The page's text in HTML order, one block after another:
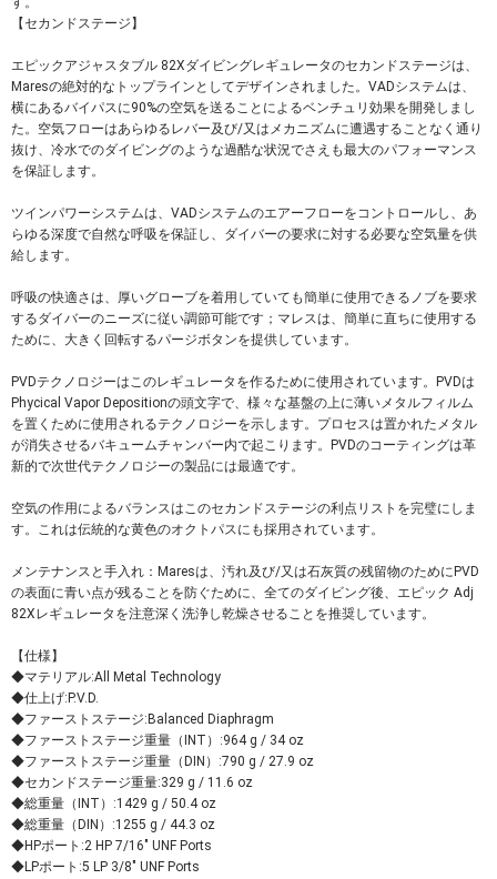
【セカンドステージ】
エピックアジャスタブル 82Xダイビングレギュレータのセカンドステージは、
Maresの絶対的なトップラインとしてデザインされました。VADシステムは、
横にあるバイパスに90%の空気を送ることによるベンチュリ効果を開発しまし
た。空気フローはあらゆるレバー及び/又はメカニズムに遭遇することなく通り
抜け、冷水でのダイビングのような過酷な状況でさえも最大のパフォーマンス
を保証します。
ツインパワーシステムは、VADシステムのエアーフローをコントロールし、あ
らゆる深度で自然な呼吸を保証し、ダイバーの要求に対する必要な空気量を供
給します。
呼吸の快適さは、厚いグローブを着用していても簡単に使用できるノブを要求
するダイバーのニーズに従い調節可能です；マレスは、簡単に直ちに使用する
ために、大きく回転するパージボタンを提供しています。
PVDテクノロジーはこのレギュレータを作るために使用されています。PVDは
Phycical Vapor Depositionの頭文字で、様々な基盤の上に薄いメタルフィルム
を置くために使用されるテクノロジーを示します。プロセスは置かれたメタル
が消失させるバキュームチャンバー内で起こります。PVDのコーティングは革
新的で次世代テクノロジーの製品には最適です。
空気の作用によるバランスはこのセカンドステージの利点リストを完璧にしま
す。これは伝統的な黄色のオクトパスにも採用されています。
メンテナンスと手入れ：Maresは、汚れ及び/又は石灰質の残留物のためにPVD
の表面に青い点が残ることを防ぐために、全てのダイビング後、エピック Adj
82Xレギュレータを注意深く洗浄し乾燥させることを推奨しています。
【仕様】
◆マテリアル:All Metal Technology
◆仕上げ:P.V.D.
◆ファーストステージ:Balanced Diaphragm
◆ファーストステージ重量（INT）:964 g / 34 oz
◆ファーストステージ重量（DIN）:790 g / 27.9 oz
◆セカンドステージ重量:329 g / 11.6 oz
◆総重量（INT）:1429 g / 50.4 oz
◆総重量（DIN）:1255 g / 44.3 oz
◆HPポート:2 HP 7/16" UNF Ports
◆LPポート:5 LP 3/8" UNF Ports